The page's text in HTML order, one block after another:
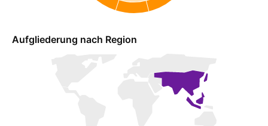
Aufgliederung nach Region